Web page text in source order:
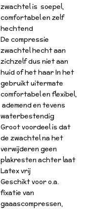
zwachtel is soepel,
comfortabel en zelf
hechtend
De compressie
zwachtel hecht aan
zichzelf dus niet aan
huid of het haar In het
gebruikt uitermate
comfortabel en flexibel,
ademend en tevens
waterbestendig
Groot voordeel is dat
de zwachtel na het
verwijderen geen
plakresten achter laat
Latex vrij
Geschikt voor o.a.
fixatie van
gaaascompressen,